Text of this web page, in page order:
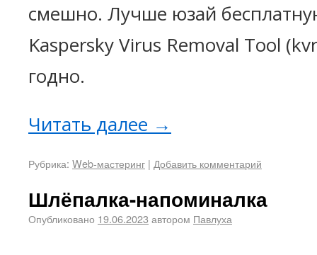
смешно. Лучше юзай
Kaspersky Virus Removal Tool
годно.
Читать далее →
Рубрика: Web-мастеринг | Добавить комментарий
Шлёпалка-напоминалка
Опубликовано 19.06.2023 автором Павлуха